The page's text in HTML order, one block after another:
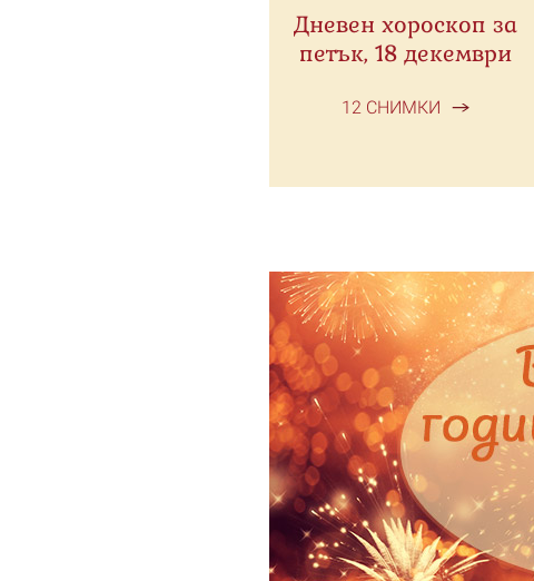
Дневен хороскоп за
петък, 18 декември
12 СНИМКИ